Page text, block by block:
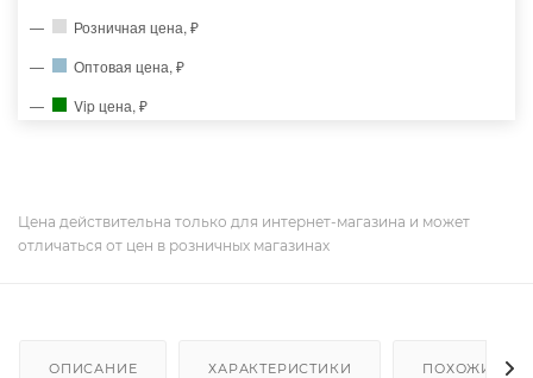
Розничная цена, ₽
Оптовая цена, ₽
Vip цена, ₽
Цена действительна только для интернет-магазина и может
отличаться от цен в розничных магазинах
ОПИСАНИЕ ХАРАКТЕРИСТИКИ ПОХОЖИЕ